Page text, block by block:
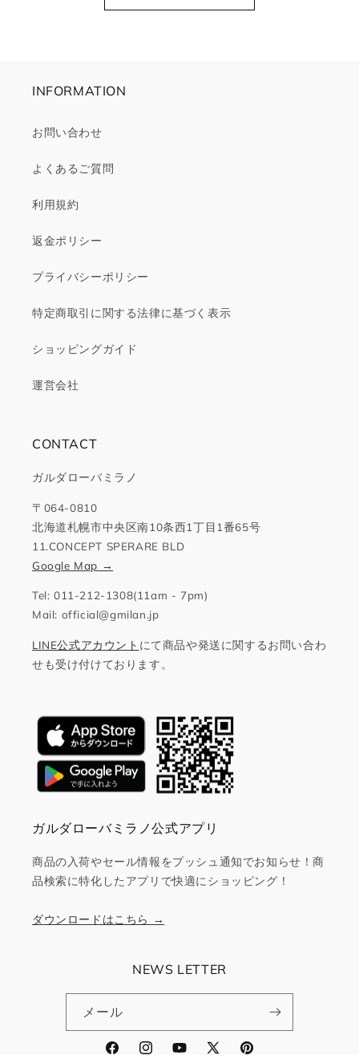
INFORMATION
お問い合わせ
よくあるご質問
利用規約
返金ポリシー
プライバシーポリシー
特定商取引に関する法律に基づく表示
ショッピングガイド
運営会社
CONTACT
ガルダローバミラノ
〒064-0810
北海道札幌市中央区南10条西1丁目1番65号
11.CONCEPT SPERARE BLD
Google Map →
Tel: 011-212-1308(11am - 7pm)
Mail: official@gmilan.jp
LINE公式アカウント にて商品や発送に関するお問い合わ
せも受け付けております。
ガルダローバミラノ公式アプリ
商品の入荷やセール情報をプッシュ通知でお知らせ！商
品検索に特化したアプリで快適にショッピング！
ダウンロードはこちら →
NEWS LETTER
メール